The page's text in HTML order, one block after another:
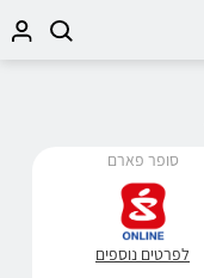
סופר פארם
לפרטים נוספים